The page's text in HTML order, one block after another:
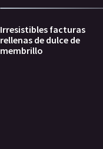
Irresistibles facturas
rellenas de dulce de
membrillo